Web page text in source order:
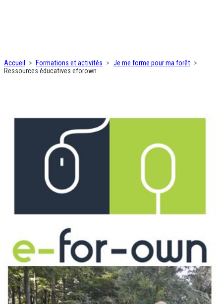
Accueil Formations et activités
Je me forme pour ma forêt
Ressources éducatives eforown